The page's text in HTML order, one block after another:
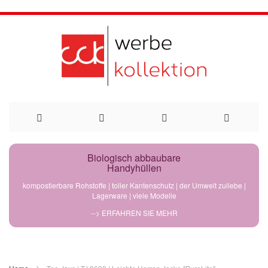
Direkt
Biologisch abbaubare
Handyhüllen
kompostierbare Rohstoffe | toller Kantenschutz | der Umwelt zuliebe |
Lagerware | viele Modelle
--> ERFAHREN SIE MEHR